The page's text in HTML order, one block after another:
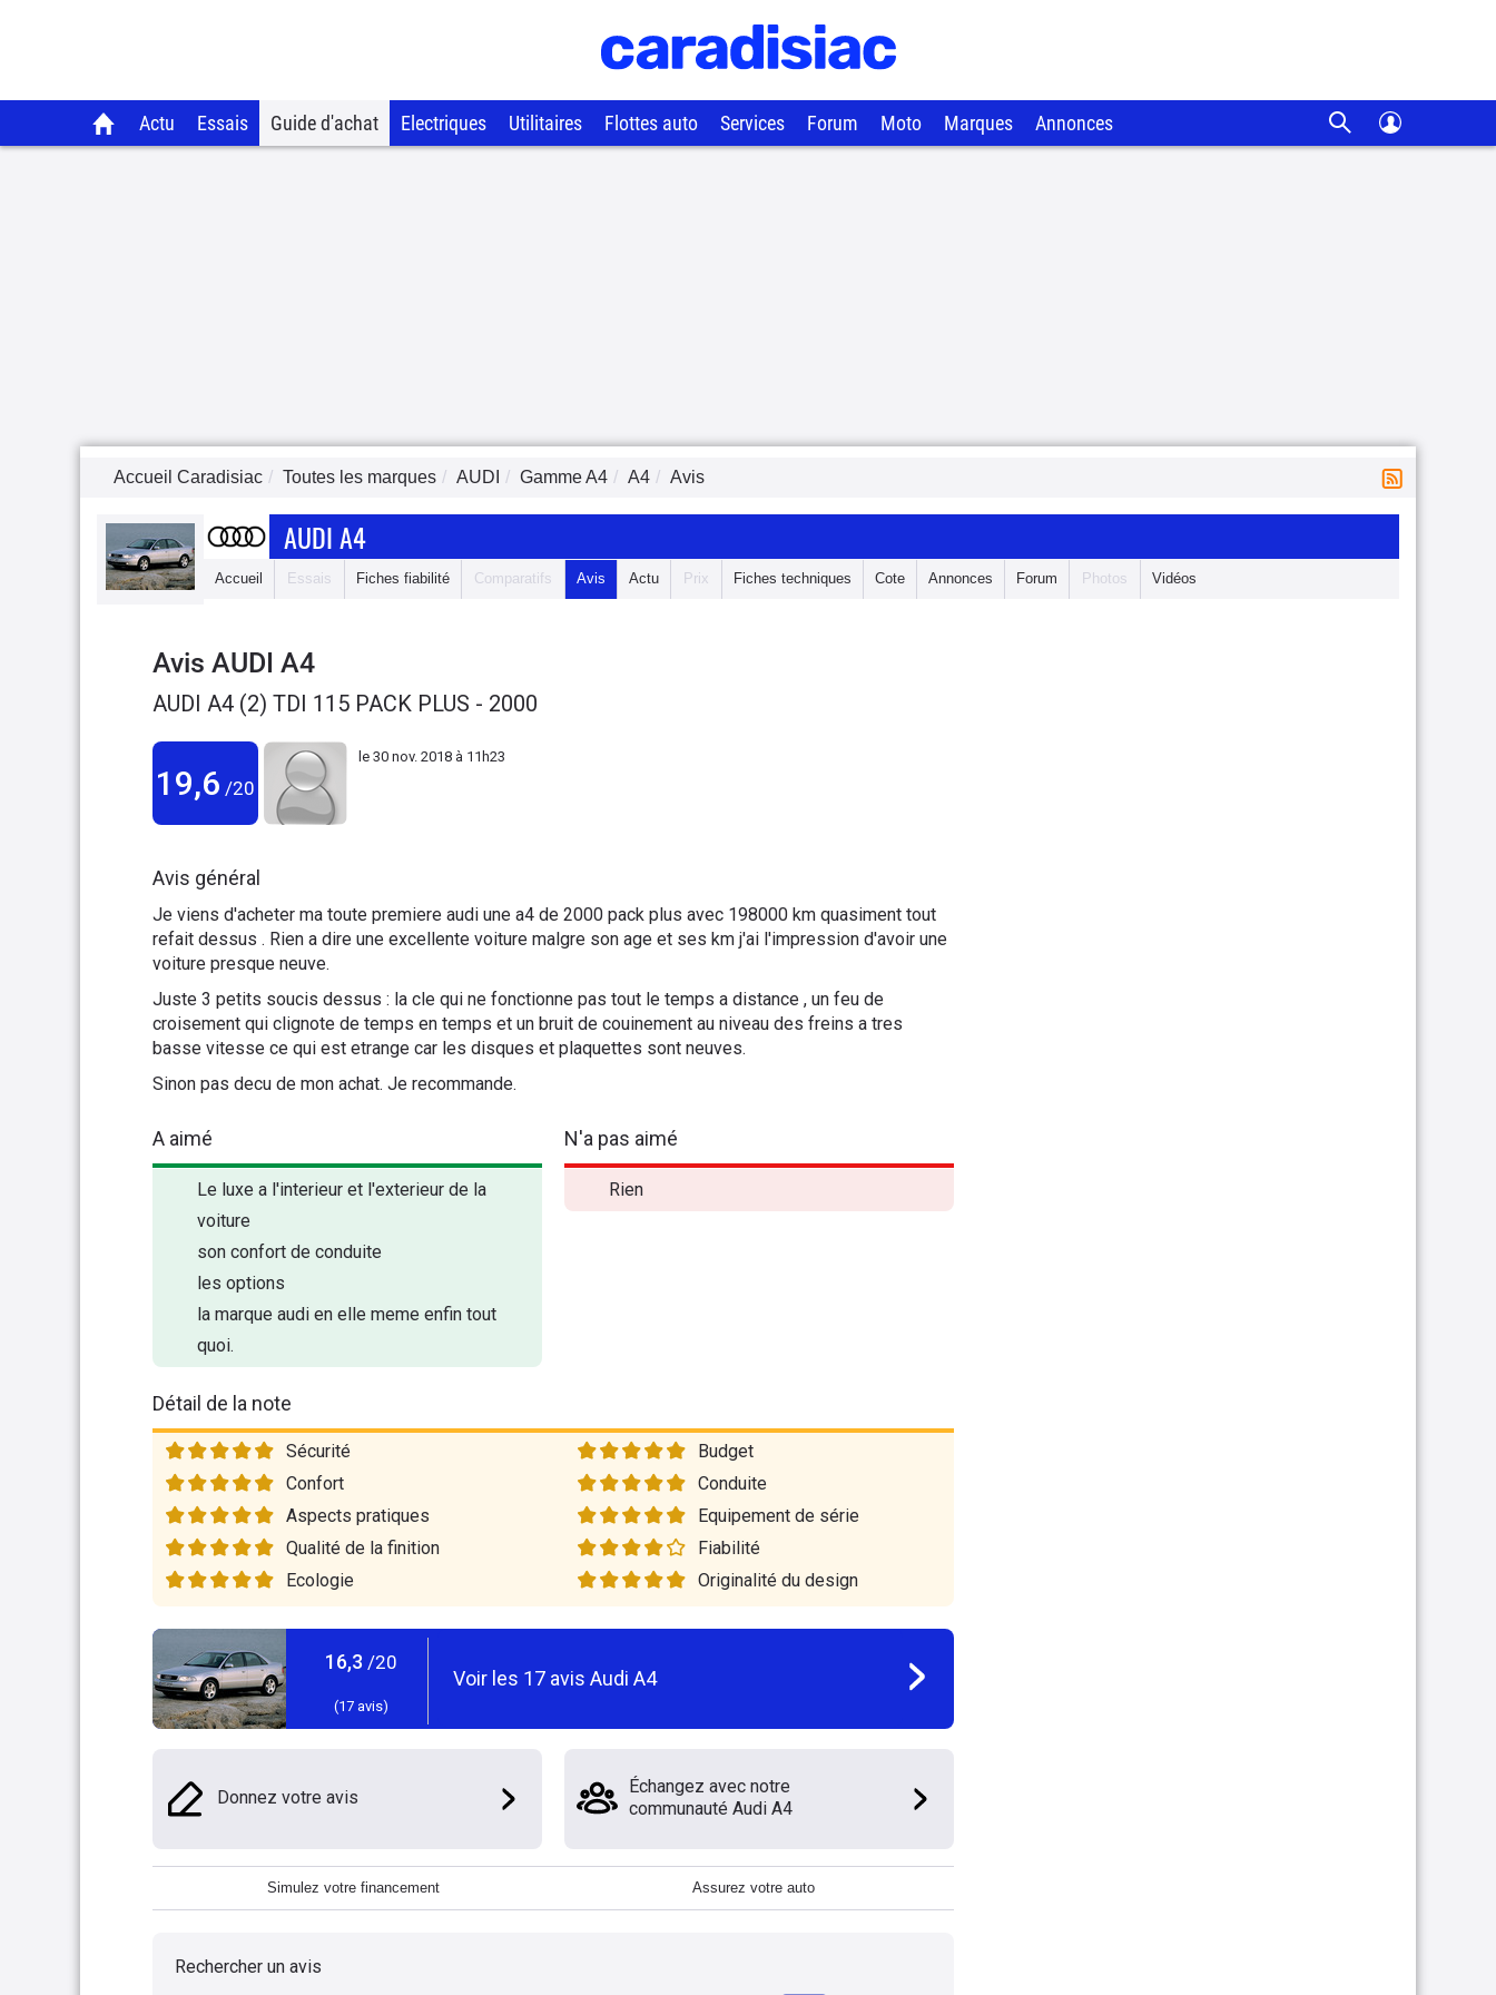
Actu Essais Guide d'achat Electriques Utilitaires Flottes auto Services Forum Moto Marques Annonces
Accueil Caradisiac Toutes les marques AUDI GammeA4 A4 Avis
AUDI A4
Accueil Essais Fiches fiabilité Comparatifs Avis Actu Prix Fiches techniques Cote Annonces Forum Photos Vidéos
Avis AUDI A4
AUDI A4 (2) TDI 115 PACK PLUS - 2000
19,6 /20
le 30 nov. 2018 à 11h23
Avis général
Je viens d'acheter ma toute premiere audi une a4 de 2000 pack plus avec 198000 km quasiment tout
refait dessus . Rien a dire une excellente voiture malgre son age et ses km j'ai l'impression d'avoir une
voiture presque neuve.
Juste 3 petits soucis dessus : la cle qui ne fonctionne pas tout le temps a distance , un feu de
croisement qui clignote de temps en temps et un bruit de couinement au niveau des freins a tres
basse vitesse ce qui est etrange car les disques et plaquettes sont neuves.
Sinon pas decu de mon achat. Je recommande.
A aimé
Le luxe a l'interieur et l'exterieur de la
voiture
son confort de conduite
les options
la marque audi en elle meme enfin tout
quoi.
N'a pas aimé
Rien
Détail de la note
Sécurité
Budget
Confort
Conduite
Aspects pratiques
Equipement de série
Qualité de la finition
Fiabilité
Ecologie
Originalité du design
16,3 /20
(17 avis)
Voir les 17 avis Audi A4
Donnez votre avis
Échangez avec notre
communauté Audi A4
Simulez votre financement Assurez votre auto
Rechercher un avis